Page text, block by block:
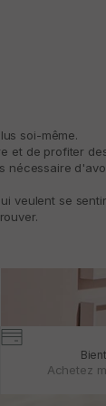
soi-même.
et de profiter
nécessaire
veulent se
Achetez